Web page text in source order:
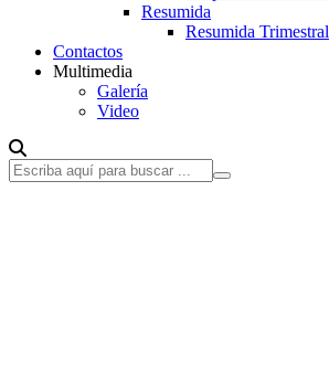
Resumida
Resumida Trimestral
Contactos
Multimedia
Galería
Video